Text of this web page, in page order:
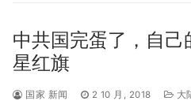
中共国完蛋了，自
星红旗
国家 新闻 2 10 月, 2018 大